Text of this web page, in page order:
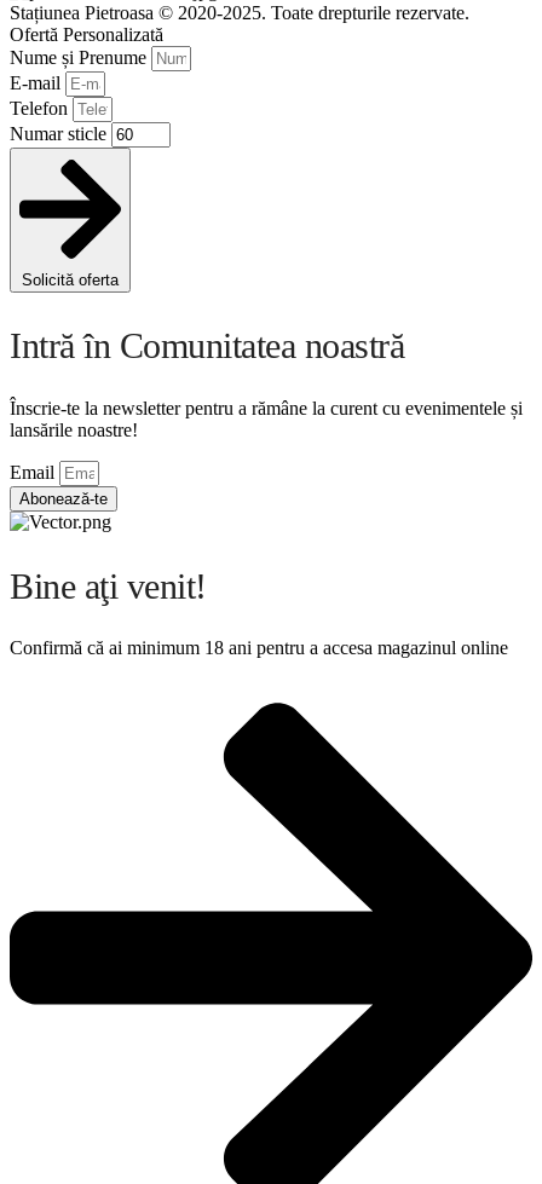
Stațiunea Pietroasa © 2020-2025. Toate drepturile rezervate.
Ofertă Personalizată
Nume și Prenume
E-mail
Telefon
Numar sticle
Solicită oferta
Intră în Comunitatea noastră
Înscrie-te la newsletter pentru a rămâne la curent cu evenimentele și
lansările noastre!
Email
Abonează-te
Bine aţi venit!
Confirmă că ai minimum 18 ani pentru a accesa magazinul online